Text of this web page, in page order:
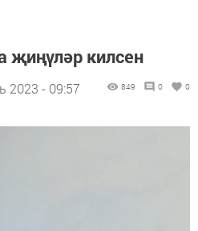
җиңүләр килсен
2023 - 09:57 849 0 0